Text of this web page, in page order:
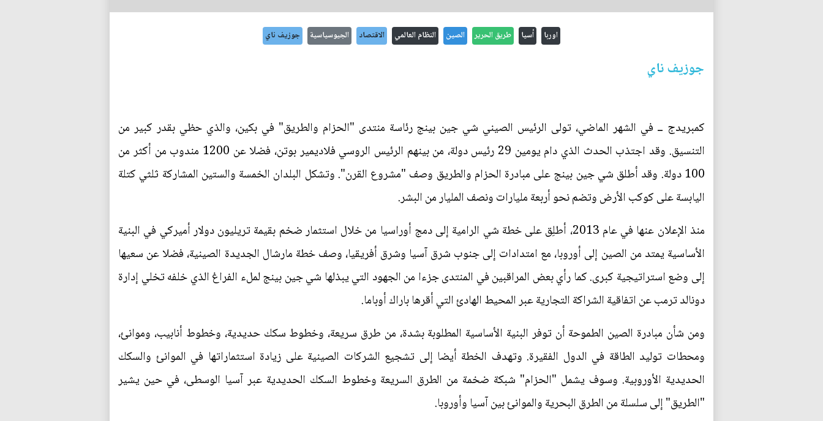
اوربا أسيا طريق الحرير الصين النظام العالمي الاقتصاد الجيوسياسية جوزيف ناي
جوزيف ناي
كمبريدج ــ في الشهر الماضي، تولى الرئيس الصيني شي جين بينج رئاسة منتدى "الحزام والطريق" في بكين، والذي حظي بقدر كبير من
التنسيق. وقد اجتذب الحدث الذي دام يومين 29 رئيس دولة، من بينهم الرئيس الروسي فلاديمير بوتن، فضلا عن 1200 مندوب من أكثر من
100 دولة. وقد أطلق شي جين بينج على مبادرة الحزام والطريق وصف "مشروع القرن". وتشكل البلدان الخمسة والستين المشاركة ثلثي كتلة
اليابسة على كوكب الأرض وتضم نحو أربعة مليارات ونصف المليار من البشر.
منذ الإعلان عنها في عام 2013، أطلِق على خطة شي الرامية إلى دمج أوراسيا من خلال استثمار ضخم بقيمة تريليون دولار أميركي في البنية
الأساسية يمتد من الصين إلى أوروبا، مع امتدادات إلى جنوب شرق آسيا وشرق أفريقيا، وصف خطة مارشال الجديدة الصينية، فضلا عن سعيها
إلى وضع استراتيجية كبرى. كما رأي بعض المراقبين في المنتدى جزءا من الجهود التي يبذلها شي جين بينج لملء الفراغ الذي خلفه تخلي إدارة
دونالد ترمب عن اتفاقية الشراكة التجارية عبر المحيط الهادئ التي أقرها باراك أوباما.
ومن شأن مبادرة الصين الطموحة أن توفر البنية الأساسية المطلوبة بشدة، من طرق سريعة، وخطوط سكك حديدية، وخطوط أنابيب، وموانئ،
ومحطات توليد الطاقة في الدول الفقيرة. وتهدف الخطة أيضا إلى تشجيع الشركات الصينية على زيادة استثماراتها في الموانئ والسكك
الحديدية الأوروبية. وسوف يشمل "الحزام" شبكة ضخمة من الطرق السريعة وخطوط السكك الحديدية عبر آسيا الوسطى، في حين يشير
"الطريق" إلى سلسلة من الطرق البحرية والموانئ بين آسيا وأوروبا.